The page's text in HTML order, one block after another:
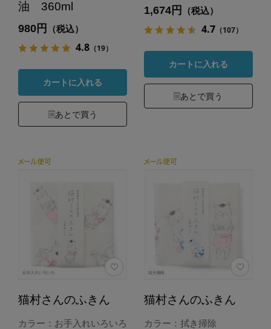
油 360ml
980円 （税込）
4.8（19）
カートに入れる
あとで買う
1,674円 （税込）
4.7（107）
カートに入れる
あとで買う
猫村さんのふきん
カラー：お手入れいろいろ
猫村さんのふきん
カラー：拭き掃除